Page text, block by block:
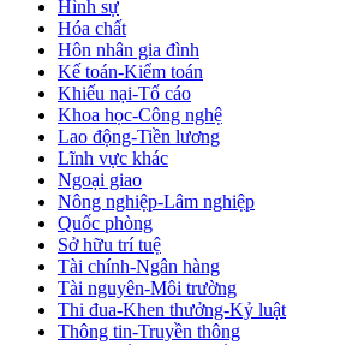
Hình sự
Hóa chất
Hôn nhân gia đình
Kế toán-Kiểm toán
Khiếu nại-Tố cáo
Khoa học-Công nghệ
Lao động-Tiền lương
Lĩnh vực khác
Ngoại giao
Nông nghiệp-Lâm nghiệp
Quốc phòng
Sở hữu trí tuệ
Tài chính-Ngân hàng
Tài nguyên-Môi trường
Thi đua-Khen thưởng-Kỷ luật
Thông tin-Truyền thông